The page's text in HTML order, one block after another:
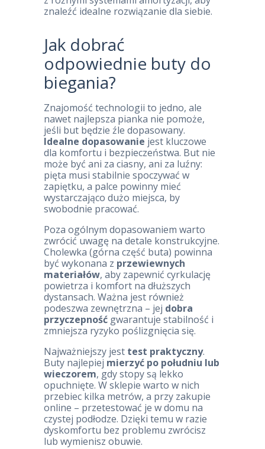
znaleźć idealne rozwiązanie dla siebie.
Jak dobrać
odpowiednie buty do
biegania?
Znajomość technologii to jedno, ale
nawet najlepsza pianka nie pomoże,
jeśli but będzie źle dopasowany.
Idealne dopasowanie jest kluczowe
dla komfortu i bezpieczeństwa. But nie
może być ani za ciasny, ani za luźny:
pięta musi stabilnie spoczywać w
zapiętku, a palce powinny mieć
wystarczająco dużo miejsca, by
swobodnie pracować.
Poza ogólnym dopasowaniem warto
zwrócić uwagę na detale konstrukcyjne.
Cholewka (górna część buta) powinna
być wykonana z przewiewnych
materiałów, aby zapewnić cyrkulację
powietrza i komfort na dłuższych
dystansach. Ważna jest również
podeszwa zewnętrzna – jej dobra
przyczepność gwarantuje stabilność i
zmniejsza ryzyko poślizgnięcia się.
Najważniejszy jest test praktyczny.
Buty najlepiej mierzyć po południu lub
wieczorem, gdy stopy są lekko
opuchnięte. W sklepie warto w nich
przebiec kilka metrów, a przy zakupie
online – przetestować je w domu na
czystej podłodze. Dzięki temu w razie
dyskomfortu bez problemu zwrócisz
lub wymienisz obuwie.